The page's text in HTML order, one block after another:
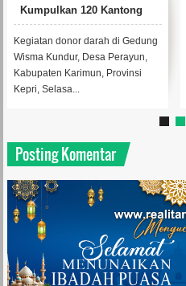
Kumpulkan 120 Kantong
Darah
Kegiatan donor darah di Gedung
Wisma Kundur, Desa Perayun,
Kabupaten Karimun, Provinsi
Kepri, Selasa...
Posting Komentar